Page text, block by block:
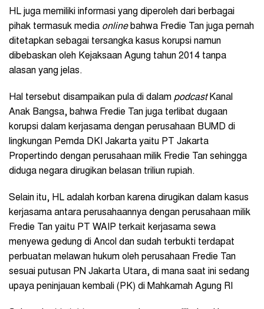
HL juga memiliki informasi yang diperoleh dari berbagai
pihak termasuk media onlinebahwa Fredie Tan juga pernah
ditetapkan sebagai tersangka kasus korupsi namun
dibebaskan oleh Kejaksaan Agung tahun 2014 tanpa
alasan yang jelas.
Hal tersebut disampaikan pula di dalam podcastKanal
Anak Bangsa, bahwa Fredie Tan juga terlibat dugaan
korupsi dalam kerjasama dengan perusahaan BUMD di
lingkungan Pemda DKI Jakarta yaitu PT Jakarta
Propertindo dengan perusahaan milik Fredie Tan sehingga
diduga negara dirugikan belasan triliun rupiah.
Selain itu, HL adalah korban karena dirugikan dalam kasus
kerjasama antara perusahaannya dengan perusahaan milik
Fredie Tan yaitu PT WAIP terkait kerjasama sewa
menyewa gedung di Ancol dan sudah terbukti terdapat
perbuatan melawan hukum oleh perusahaan Fredie Tan
sesuai putusan PN Jakarta Utara, di mana saat ini sedang
upaya peninjauan kembali (PK) di Mahkamah Agung RI